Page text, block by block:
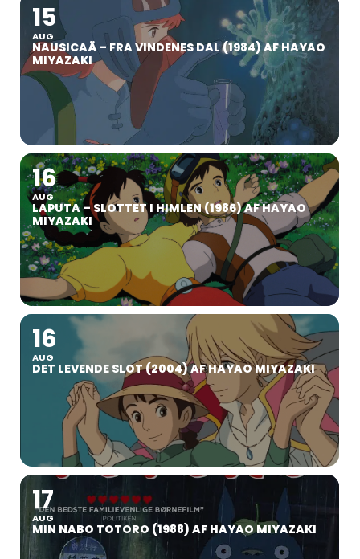
15
AUG
NAUSICAÄ – FRA VINDENES DAL (1984) AF HAYAO
MIYAZAKI
16
AUG
LAPUTA – SLOTTET I HIMLEN (1986) AF HAYAO
MIYAZAKI
16
AUG
DET LEVENDE SLOT (2004) AF HAYAO MIYAZAKI
17
AUG
MIN NABO TOTORO (1988) AF HAYAO MIYAZAKI